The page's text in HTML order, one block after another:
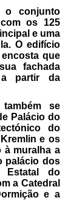
o conjunto
os 125
e uma
O edifício
que
fachada
a partir da
se
Palácio do
do
e os
à muralha a
palácio dos
Estatal do
a Catedral
e a